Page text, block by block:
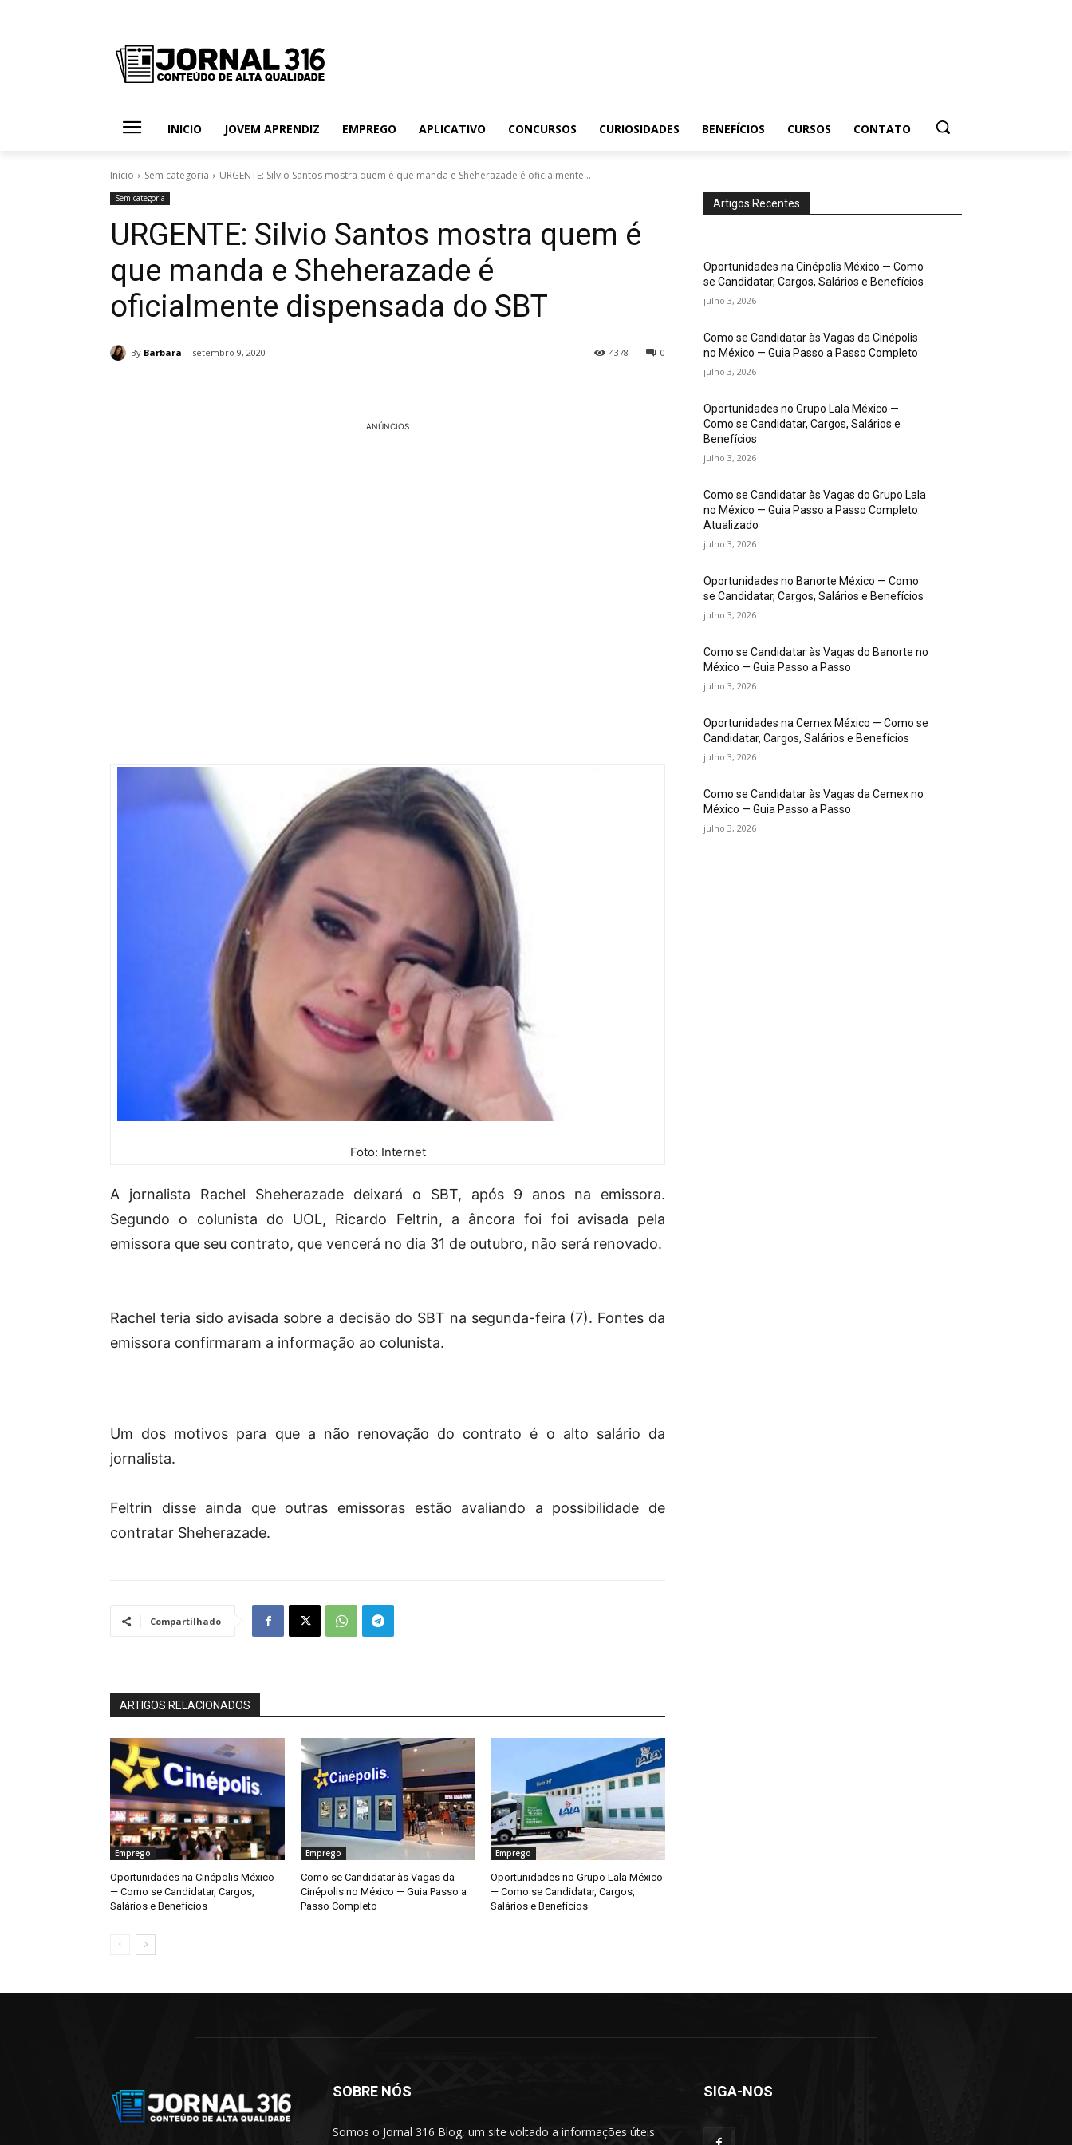
INICIO JOVEM APRENDIZ EMPREGO APLICATIVO CONCURSOS CURIOSIDADES BENEFÍCIOS CURSOS CONTATO
Início Sem categoria URGENTE: Silvio Santos mostra quem é que manda e Sheherazade é oficialmente...
Sem categoria
URGENTE: Silvio Santos mostra quem é
que manda e Sheherazade é
oficialmente dispensada do SBT
By Barbara setembro 9, 2020 0
4378
ANÚNCIOS
Foto: Internet
A jornalista Rachel Sheherazade deixará o SBT, após 9 anos na emissora.
Segundo o colunista do UOL, Ricardo Feltrin, a âncora foi foi avisada pela
emissora que seu contrato, que vencerá no dia 31 de outubro, não será renovado.
Rachel teria sido avisada sobre a decisão do SBT na segunda-feira (7). Fontes da
emissora confirmaram a informação ao colunista.
Um dos motivos para que a não renovação do contrato é o alto salário da
jornalista.
Feltrin disse ainda que outras emissoras estão avaliando a possibilidade de
contratar Sheherazade.
Compartilhado
ARTIGOS RELACIONADOS
Emprego
Oportunidades na Cinépolis México
— Como se Candidatar, Cargos,
Salários e Benefícios
Emprego
Como se Candidatar às Vagas da
Cinépolis no México — Guia Passo a
Passo Completo
Emprego
Oportunidades no Grupo Lala México
— Como se Candidatar, Cargos,
Salários e Benefícios
Artigos Recentes
Oportunidades na Cinépolis México — Como
se Candidatar, Cargos, Salários e Benefícios
julho 3, 2026
Como se Candidatar às Vagas da Cinépolis
no México — Guia Passo a Passo Completo
julho 3, 2026
Oportunidades no Grupo Lala México —
Como se Candidatar, Cargos, Salários e
Benefícios
julho 3, 2026
Como se Candidatar às Vagas do Grupo Lala
no México — Guia Passo a Passo Completo
Atualizado
julho 3, 2026
Oportunidades no Banorte México — Como
se Candidatar, Cargos, Salários e Benefícios
julho 3, 2026
Como se Candidatar às Vagas do Banorte no
México — Guia Passo a Passo
julho 3, 2026
Oportunidades na Cemex México — Como se
Candidatar, Cargos, Salários e Benefícios
julho 3, 2026
Como se Candidatar às Vagas da Cemex no
México — Guia Passo a Passo
julho 3, 2026
SOBRE NÓS
Somos o Jornal 316 Blog, um site voltado a informações úteis
SIGA-NOS